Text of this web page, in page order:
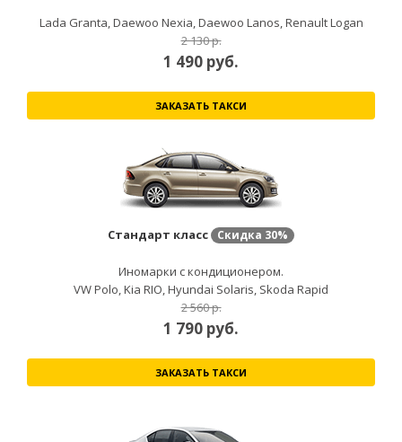
Lada Granta, Daewoo Nexia, Daewoo Lanos, Renault Logan
2 130 р.
1 490 руб.
ЗАКАЗАТЬ ТАКСИ
Стандарт класс Скидка 30%
Иномарки с кондиционером.
VW Polo, Kia RIO, Hyundai Solaris, Skoda Rapid
2 560 р.
1 790 руб.
ЗАКАЗАТЬ ТАКСИ